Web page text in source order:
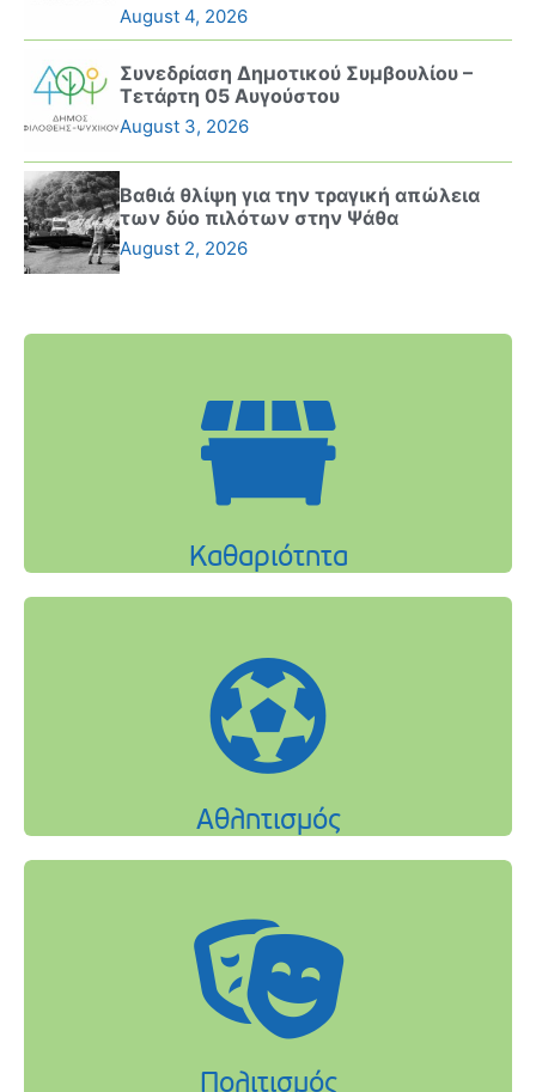
August 4, 2026
Συνεδρίαση Δημοτικού Συμβουλίου –
Τετάρτη 05 Αυγούστου
August 3, 2026
Βαθιά θλίψη για την τραγική απώλεια
των δύο πιλότων στην Ψάθα
August 2, 2026